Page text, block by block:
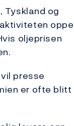
Tyskland og
oppe
oljeprisen
presse
er ofte blitt